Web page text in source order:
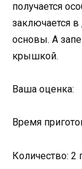
получается
заключается
основы. А
крышкой.
Ваша оценка:
Время
Количество: 2